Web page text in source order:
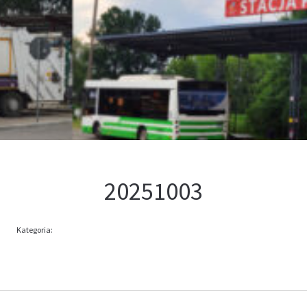
Podaj stan wodomierza
Kontakt
Oferta
20251003
Kategoria: